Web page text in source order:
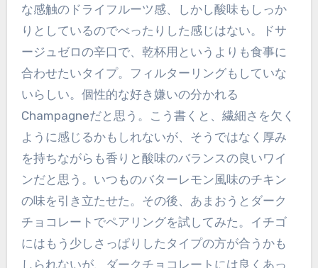
な感触のドライフルーツ感、しかし酸味もしっか
りとしているのでべったりした感じはない。ドサ
ージュゼロの辛口で、乾杯用というよりも食事に
合わせたいタイプ。フィルターリングもしていな
いらしい。個性的な好き嫌いの分かれる
Champagneだと思う。こう書くと、繊細さを欠く
ように感じるかもしれないが、そうではなく厚み
を持ちながらも香りと酸味のバランスの良いワイ
ンだと思う。いつものバターレモン風味のチキン
の味を引き立たせた。その後、あまおうとダーク
チョコレートでペアリングを試してみた。イチゴ
にはもう少しさっぱりしたタイプの方が合うかも
しられないが、ダークチョコレートには良くあっ